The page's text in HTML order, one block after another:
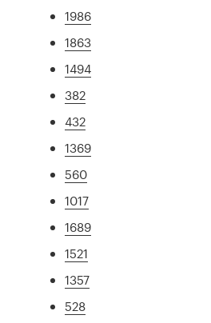
1986
1863
1494
382
432
1369
560
1017
1689
1521
1357
528